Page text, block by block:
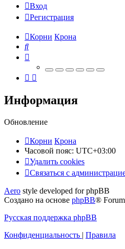
Вход
Регистрация
Корни Крона
Поиск
Информация
Обновление
Корни Крона
Часовой пояс: UTC+03:00
Удалить cookies
Связаться
администрацией
Связаться с администраци
Aero style developed for phpBB
Создано на основе phpBB®
Русская поддержка phpBB
Конфиденциальность | Правила